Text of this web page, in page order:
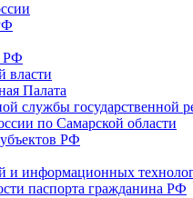
РФ
власти
Палата
службы государственной
по Самарской области
РФ
и информационных
паспорта гражданина РФ